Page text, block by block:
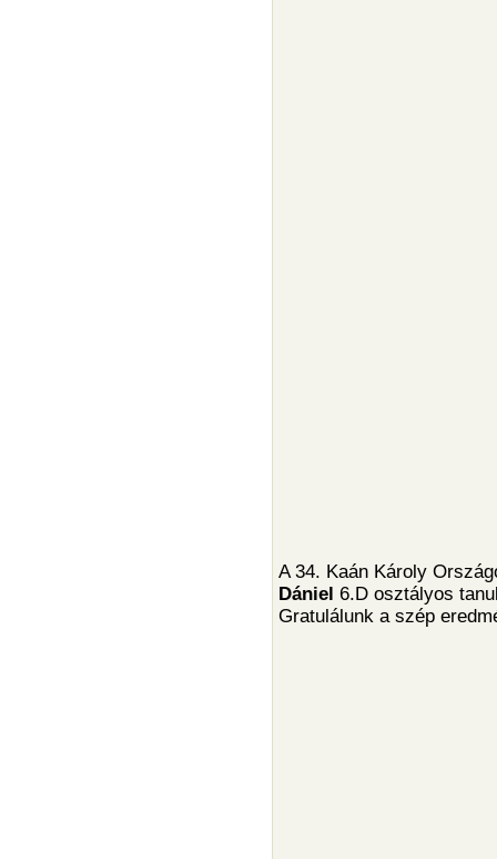
A 34. Kaán Károly
Dániel 6.D osztályos
Gratulálunk a szép